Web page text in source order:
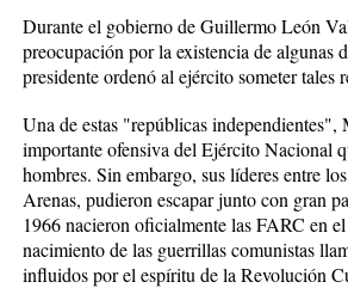
Durante el gobierno de Guillermo León
preocupación por la existencia de algunas
presidente ordenó al ejército someter
Una de estas "repúblicas independientes",
importante ofensiva del Ejército Nacional
hombres. Sin embargo, sus líderes entre
Arenas, pudieron escapar junto con gran
1966 nacieron oficialmente las FARC en
nacimiento de las guerrillas comunistas
influidos por el espíritu de la Revolución